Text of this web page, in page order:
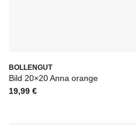
BOLLENGUT
Bild 20×20 Anna orange
19,99 €